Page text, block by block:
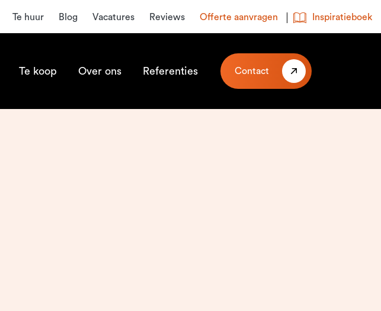
Te huur Blog Vacatures Reviews Offerte aanvragen Inspiratieboek
Te koop Over ons Referenties Contact